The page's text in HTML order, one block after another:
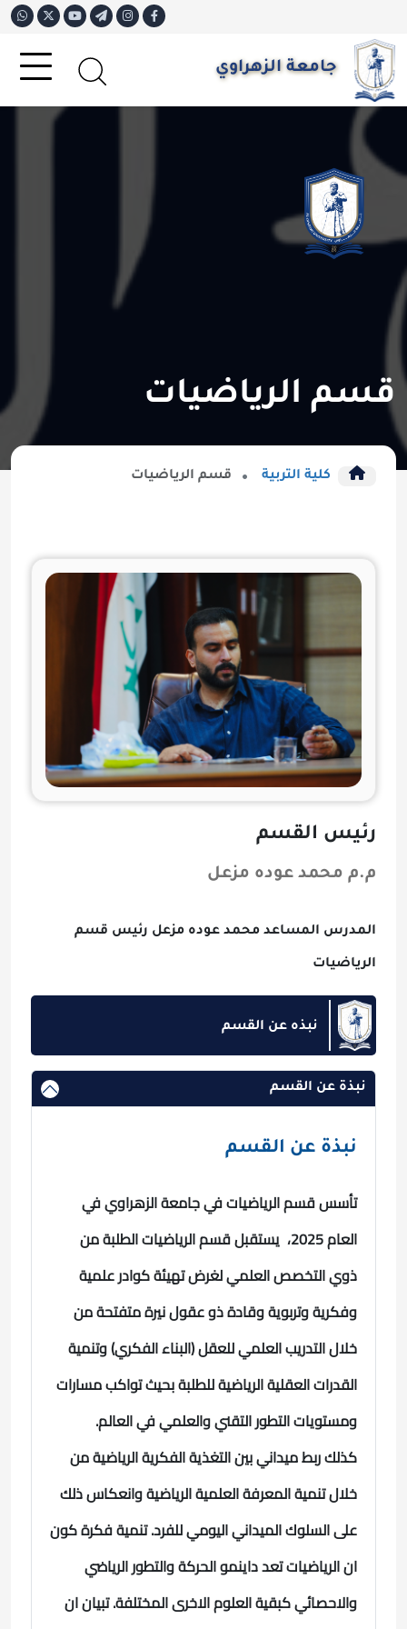
جامعة الزهراوي
قسم الرياضيات
كلية التربية قسم الرياضيات
رئيس القسم
م.م محمد عوده مزعل
المدرس المساعد محمد عوده مزعل رئيس قسم
الرياضيات
نبذه عن القسم
نبذة عن القسم
نبذة عن القسم
تأسس قسم الرياضيات في جامعة الزهراوي في
العام 2025، يستقبل قسم الرياضيات الطلبة من
ذوي التخصص العلمي لغرض تهيئة كوادر علمية
وفكرية وتربوية وقادة ذو عقول نيرة متفتحة من
خلال التدريب العلمي للعقل (البناء الفكري) وتنمية
القدرات العقلية الرياضية للطلبة بحيث تواكب مسارات
ومستويات التطور التقني والعلمي في العالم.
كذلكربط ميداني بين التغذية الفكرية الرياضية من
خلال تنمية المعرفة العلمية الرياضية وانعكاس ذلك
على السلوك الميداني اليومي للفرد.تنمية فكرة كون
ان الرياضيات تعد داينمو الحركة والتطور الرياضي
والاحصائي كبقية العلوم الاخرى المختلفة.تبيان ان